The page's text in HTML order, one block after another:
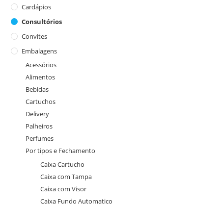
Cardápios
Consultórios
Convites
Embalagens
Acessórios
Alimentos
Bebidas
Cartuchos
Delivery
Palheiros
Perfumes
Por tipos e Fechamento
Caixa Cartucho
Caixa com Tampa
Caixa com Visor
Caixa Fundo Automatico